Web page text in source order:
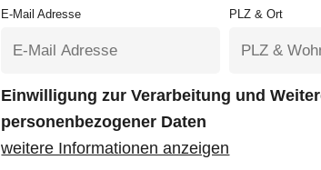
E-Mail Adresse PLZ & Ort
Einwilligung zur Verarbeitung und
personenbezogener Daten
weitere Informationen anzeigen